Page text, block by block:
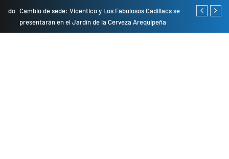
Cambio de sede: Vicentico y Los Fabulosos Cadillacs se
presentarán en el Jardín de la Cerveza Arequipeña
Empresas